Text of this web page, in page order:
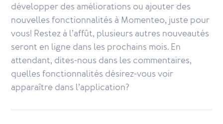
développer des améliorations ou ajouter des
nouvelles fonctionnalités à Momenteo, juste pour
vous! Restez à l’affût, plusieurs autres nouveautés
seront en ligne dans les prochains mois. En
attendant, dites-nous dans les commentaires,
quelles fonctionnalités désirez-vous voir
apparaître dans l’application?